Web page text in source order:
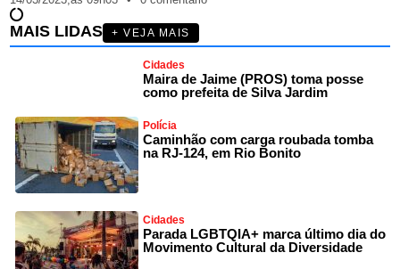
MAIS LIDAS + VEJA MAIS
Cidades
Maira de Jaime (PROS) toma posse
como prefeita de Silva Jardim
Polícia
Caminhão com carga roubada tomba
na RJ-124, em Rio Bonito
Cidades
Parada LGBTQIA+ marca último dia do
Movimento Cultural da Diversidade